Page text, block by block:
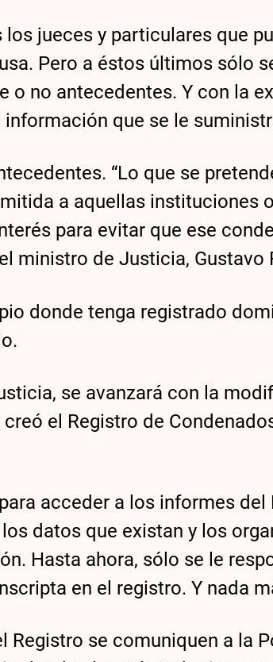
jueces y particulares que
Pero a éstos últimos sólo
o no antecedentes. Y con la
que se le
“Lo que se
a aquellas instituciones o
para evitar que ese
ministro de Justicia, Gustavo
donde tenga registrado
se avanzará con la
el Registro de
acceder a los informes del
datos que existan y los
Hasta ahora, sólo se le
en el registro. Y nada
se comuniquen a la